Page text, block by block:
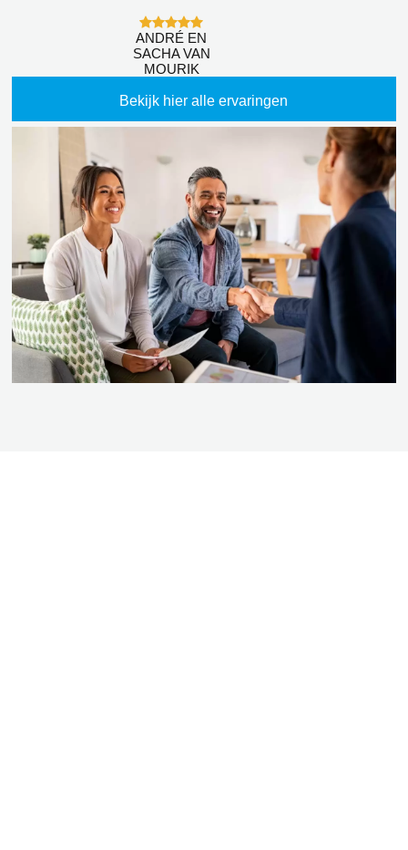
ANDRÉ EN
SACHA VAN
MOURIK
Bekijk hier alle ervaringen